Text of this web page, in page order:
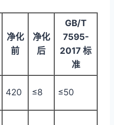
净化
前
净化
后
GB/T
7595-
2017 标
准
420 ≤8 ≤50